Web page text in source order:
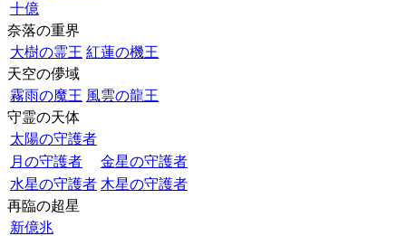
十億
奈落の重界
大樹の霊王 紅蓮の機王
天空の儚域
霧雨の魔王 風雲の龍王
守霊の天体
太陽の守護者
月の守護者
金星の守護者
水星の守護者 木星の守護者
再臨の超星
新億兆